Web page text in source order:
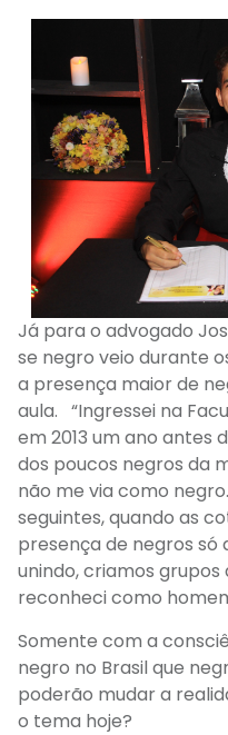
Já para o advogado
se negro veio durante
a presença maior de
aula. “Ingressei na
em 2013 um ano antes
dos poucos negros da
não me via como negro.
seguintes,quando as
presença de negros só
unindo, criamos grupos
reconheci como
Somente com a
negro no Brasil que
poderão mudar a
o tema hoje?